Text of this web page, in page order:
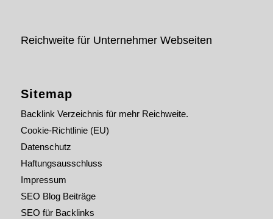
Reichweite für Unternehmer Webseiten
Sitemap
Backlink Verzeichnis für mehr Reichweite.
Cookie-Richtlinie (EU)
Datenschutz
Haftungsausschluss
Impressum
SEO Blog Beiträge
SEO für Backlinks